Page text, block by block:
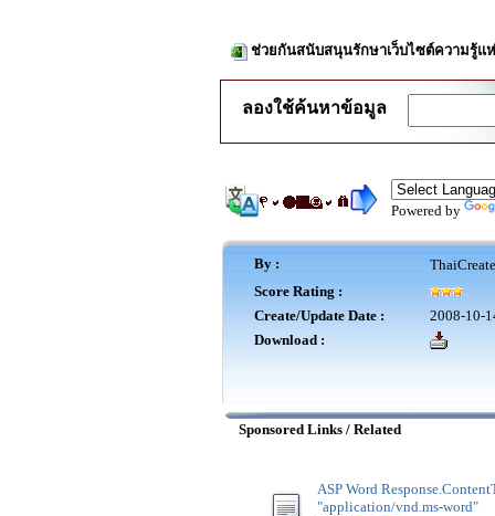
ช่วยกันสนับสนุนรักษาเว็บไซต์ความรู้แ
ลองใช้ค้นหาข้อมูล
Powered by
By :
Score Rating :
Create/Update Date :
2008-10-
Download :
Sponsored Links / Related
ASP Word
"application/vnd.ms-word"